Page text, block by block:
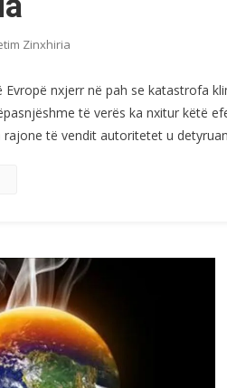
Zinxhiria
Evropë nxjerr në pah se katastrofa
të verës ka nxitur këtë
rajone të vendit autoritetet u